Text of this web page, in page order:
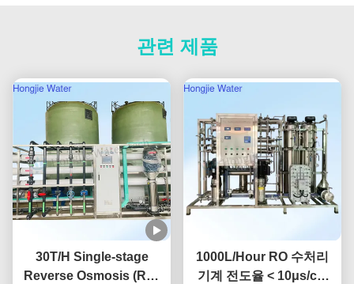
관련 제품
30T/H Single-stage
Reverse Osmosis (RO)
1000L/Hour RO 수처리
기계 전도율 < 10μs/cm